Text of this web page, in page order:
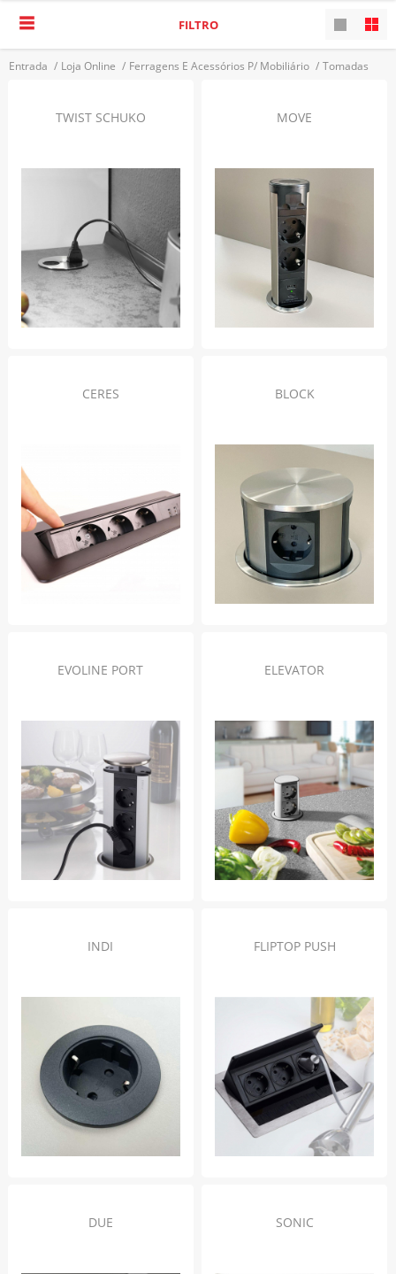
Entrada / Loja Online / Ferragens E Acessórios P/ Mobiliário / Tomadas
FILTRO
TWIST SCHUKO MOVE
CERES BLOCK
EVOLINE PORT ELEVATOR
INDI FLIPTOP PUSH
DUE SONIC